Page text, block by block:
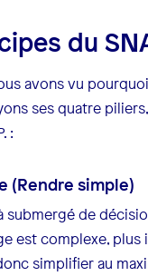
du
avons vu
ses quatre
:
(Rendre simple)
submergé de
est complexe, plus
simplifier au